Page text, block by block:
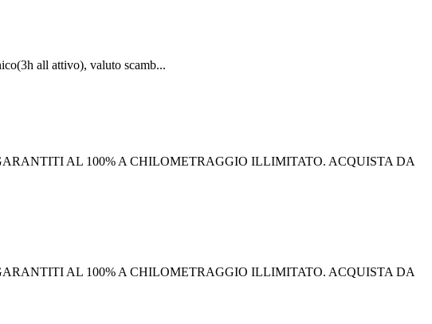
all attivo), valuto scamb...
AL 100% A CHILOMETRAGGIO ILLIMITATO. ACQUISTA DA
AL 100% A CHILOMETRAGGIO ILLIMITATO. ACQUISTA DA